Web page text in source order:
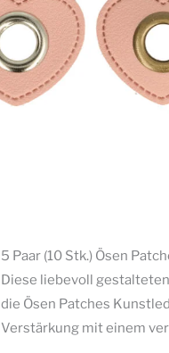
5 Paar (10 Stk.) Ösen
Diese liebevoll gestalteten
die Ösen Patches
Verstärkung mit einem